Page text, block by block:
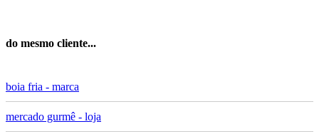
do mesmo cliente...
boia fria - marca
mercado gurmê - loja